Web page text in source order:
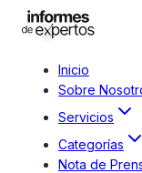
Inicio
Sobre
Servicios
Categorías
Nota de